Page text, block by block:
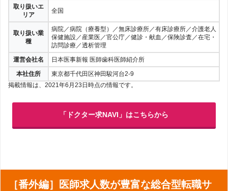
取り扱いエ
リア
全国
取り扱い業
種
病院／病院（療養型）／無床診療所／有床診療所／介護老人
保健施設／産業医／官公庁／健診・献血／保険診査／在宅・
訪問診療／透析管理
運営会社名
日本医事新報 医師歯科医師紹介所
本社住所
東京都千代田区神田駿河台2-9
掲載情報は、2021年6月23日時点の情報です。
「ドクター求NAVI」はこちらから
［番外編］医師求人数が豊富な総合型転職サ